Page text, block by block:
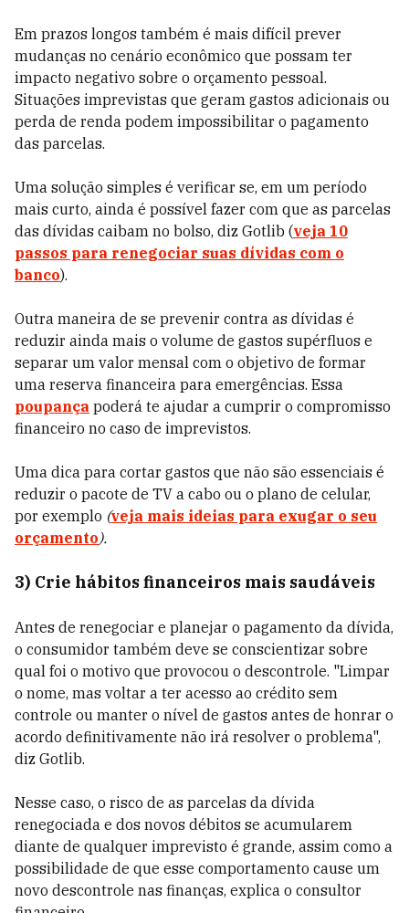
Em prazos longos também é mais difícil prever
mudanças no cenário econômico que possam ter
impacto negativo sobre o orçamento pessoal.
Situações imprevistas que geram gastos adicionais ou
perda de renda podem impossibilitar o pagamento
das parcelas.
Uma solução simples é verificar se, em um período
mais curto, ainda é possível fazer com que as parcelas
das dívidas caibam no bolso, diz Gotlib (veja 10
passos para renegociar suas dívidas com o
banco).
Outra maneira de se prevenir contra as dívidas é
reduzir ainda mais o volume de gastos supérfluos e
separar um valor mensal com o objetivo de formar
uma reserva financeira para emergências. Essa
poupança poderá te ajudar a cumprir o compromisso
financeiro no caso de imprevistos.
Uma dica para cortar gastos que não são essenciais é
reduzir o pacote de TV a cabo ou o plano de celular,
por exemplo (veja mais ideias para exugar o seu
orçamento).
3) Crie hábitos financeiros mais saudáveis
Antes de renegociar e planejar o pagamento da dívida,
o consumidor também deve se conscientizar sobre
qual foi o motivo que provocou o descontrole. "Limpar
o nome, mas voltar a ter acesso ao crédito sem
controle ou manter o nível de gastos antes de honrar o
acordo definitivamente não irá resolver o problema",
diz Gotlib.
Nesse caso, o risco de as parcelas da dívida
renegociada e dos novos débitos se acumularem
diante de qualquer imprevisto é grande, assim como a
possibilidade de que esse comportamento cause um
novo descontrole nas finanças, explica o consultor